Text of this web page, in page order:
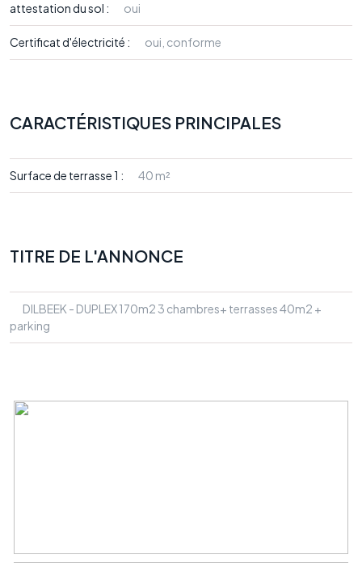
attestation du sol : oui
Certificat d'électricité : oui, conforme
CARACTÉRISTIQUES PRINCIPALES
Surface de terrasse 1 : 40 m²
TITRE DE L'ANNONCE
DILBEEK - DUPLEX 170m2 3 chambres+ terrasses 40m2 +
parking